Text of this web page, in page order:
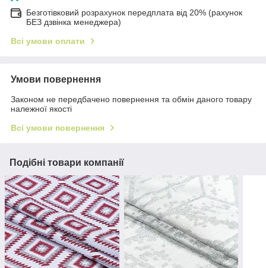
Безготівковий розрахунок передплата від 20% (рахунок
БЕЗ дзвінка менеджера)
Всі умови оплати
Умови повернення
Законом не передбачено повернення та обмін даного товару
належної якості
Всі умови повернення
Подібні товари компанії